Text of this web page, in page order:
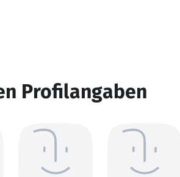
Profilangaben